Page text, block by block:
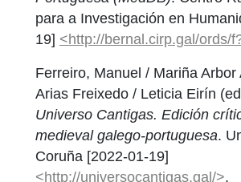
para a Investigación en
19] <http://bernal.cirp.gal/ords/
Ferreiro, Manuel / Mariña Arbor
Arias Freixedo / Leticia Eirín
Universo Cantigas. Edición
medieval galego-portuguesa.
Coruña [2022-01-19]
<http://universocantigas.gal/>.